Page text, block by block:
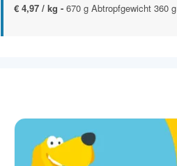
€ 4,97 / kg - 670 g Abtropfgewicht 360 g